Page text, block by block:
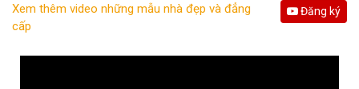
Xem thêm video những mẫu nhà đẹp và đẳng
cấp
Đăng ký